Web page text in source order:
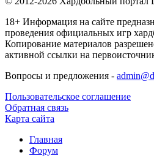
18+ Информация на сайте
проведения официальных игр
Копирование материалов
активной ссылки на
Вопросы и предложения -
Пользовательское соглашение
Обратная связь
Карта сайта
Главная
Форум